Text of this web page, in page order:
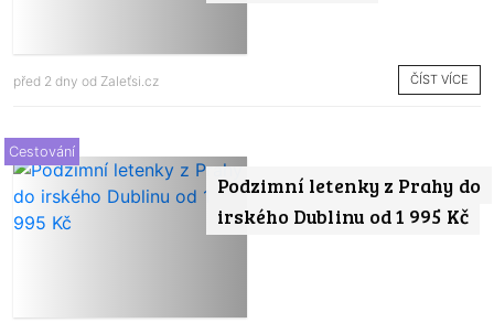
před 2 dny od Zaleťsi.cz ČÍST VÍCE
Podzimní letenky z Prahy do
irského Dublinu od 1 995 Kč
Cestování